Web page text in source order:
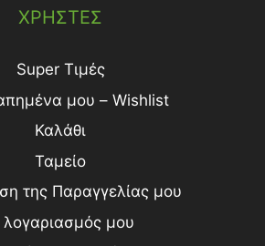
ΧΡΗΣΤΕΣ
Super Τιμές
μου – Wishlist
Καλάθι
Ταμείο
της Παραγγελίας μου
μου